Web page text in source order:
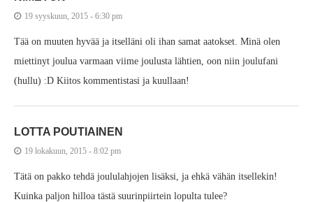
19 syyskuun, 2015 - 6:30 pm
Tää on muuten hyvää ja itselläni oli ihan samat aatokset. Minä olen
miettinyt joulua varmaan viime joulusta lähtien, oon niin joulufani
(hullu) :D Kiitos kommentistasi ja kuullaan!
LOTTA POUTIAINEN
19 lokakuun, 2015 - 8:02 pm
Tätä on pakko tehdä joululahjojen lisäksi, ja ehkä vähän itsellekin!
Kuinka paljon hilloa tästä suurinpiirtein lopulta tulee?